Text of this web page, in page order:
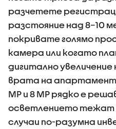
разчетете
разстояние над 8–10
покривате голямо
камера или когато
дигитално увеличение
врата на
MP и 8 MP рядко е
осветлението тежат
случаи по-разумна